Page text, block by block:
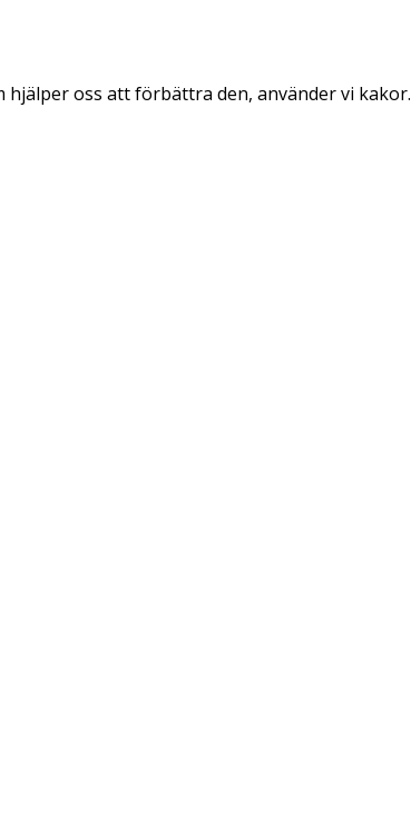
oss att förbättra den, använder vi kakor.